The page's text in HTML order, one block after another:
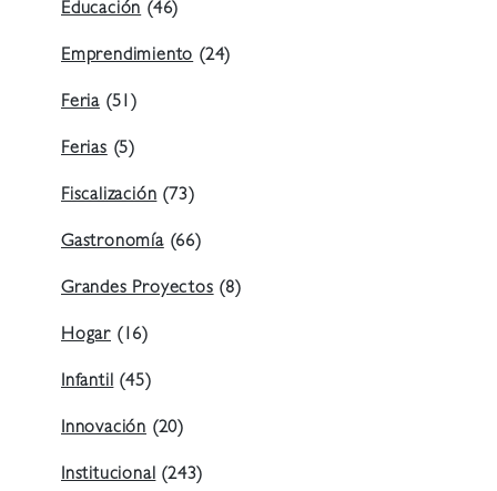
Educación(46)
Emprendimiento(24)
Feria (51)
Ferias(5)
Fiscalización(73)
Gastronomía(66)
Grandes Proyectos(8)
Hogar (16)
Infantil(45)
Innovación (20)
Institucional(243)